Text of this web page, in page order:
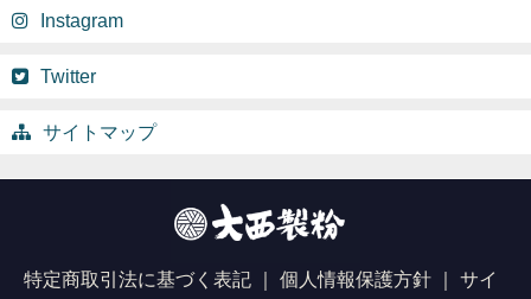
Instagram
Twitter
サイトマップ
特定商取引法に基づく表記 ｜ 個人情報保護方針 ｜ サイ